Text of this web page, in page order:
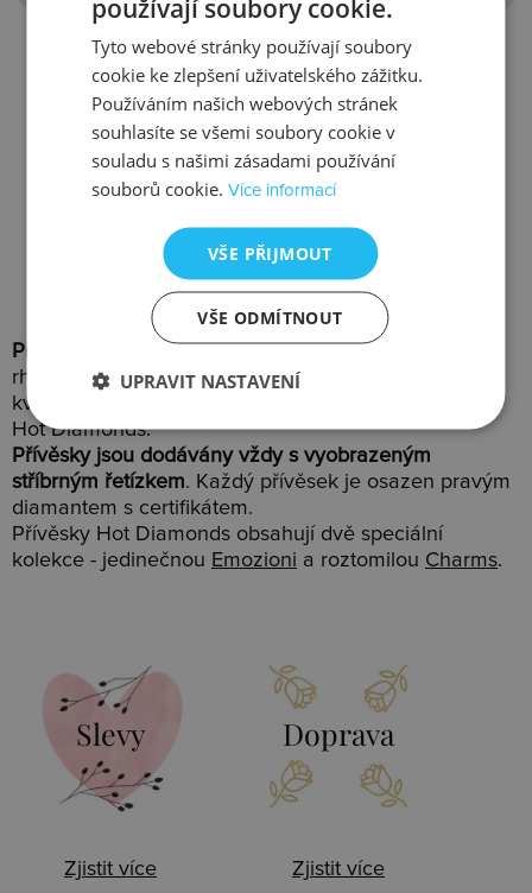
Přívěsek Paradise DP230
2659 Kč
Přívěsky Hot Diamondsjsou nádherné šperky z
rhodiovaného nebo zlaceného stříbra prvotřídní
kvality(925/1000). Je to nejbohatší kategorie šperků
Hot Diamonds.
Přívěsky jsou dodávány vždy s vyobrazeným
stříbrným řetízkem. Každý přívěsek je osazen pravým
diamantem s certifikátem.
Přívěsky Hot Diamonds obsahují dvě speciální
kolekce - jedinečnou Emozioni a roztomilou Charms.
Slevy
Zjistit více
Doprava
Zjistit více
používají soubory cookie.
Tyto webové stránky používají soubory
cookie ke zlepšení uživatelského zážitku.
Používáním našich webových stránek
souhlasíte se všemi soubory cookie v
souladu s našimi zásadami používání
souborů cookie.Více informací
VŠE PŘIJMOUT
VŠE ODMÍTNOUT
UPRAVIT NASTAVENÍ